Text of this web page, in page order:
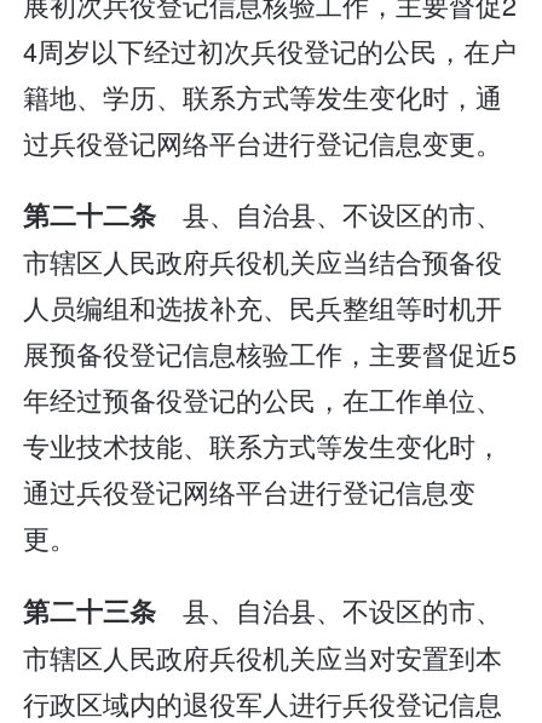
4周岁以下经过初次兵役登记的公民，在户
籍地、学历、联系方式等发生变化时，通
过兵役登记网络平台进行登记信息变更。
第二十二条 县、自治县、不设区的市、
市辖区人民政府兵役机关应当结合预备役
人员编组和选拔补充、民兵整组等时机开
展预备役登记信息核验工作，主要督促近5
年经过预备役登记的公民，在工作单位、
专业技术技能、联系方式等发生变化时，
通过兵役登记网络平台进行登记信息变
更。
第二十三条 县、自治县、不设区的市、
市辖区人民政府兵役机关应当对安置到本
行政区域内的退役军人进行兵役登记信息